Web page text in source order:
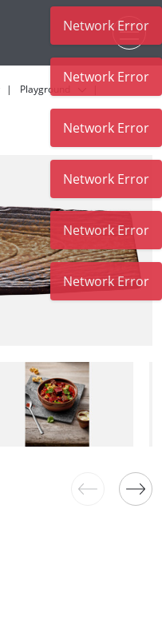
Playground
Network Error
Network Error
Network Error
Network Error
Network Error
Network Error